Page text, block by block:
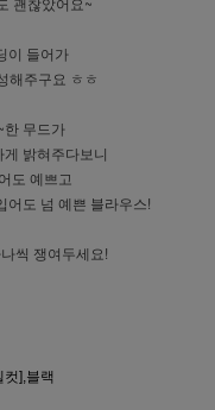
이 들어가
해주구요 ㅎㅎ
한 무드가
밝혀주다보니
도 예쁘고
어도 넘 예쁜 블라우스!
씩 쟁여두세요!
],블랙